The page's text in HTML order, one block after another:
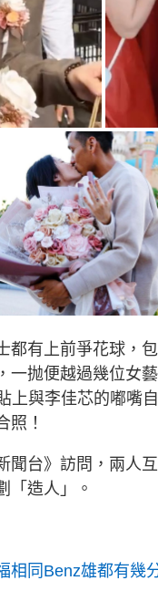
都有上前爭花球，
抛便越過幾位女
上與李佳芯的嘟嘴
照！
聞台》訪問，兩人
「造人」。
相同Benz雄都有幾